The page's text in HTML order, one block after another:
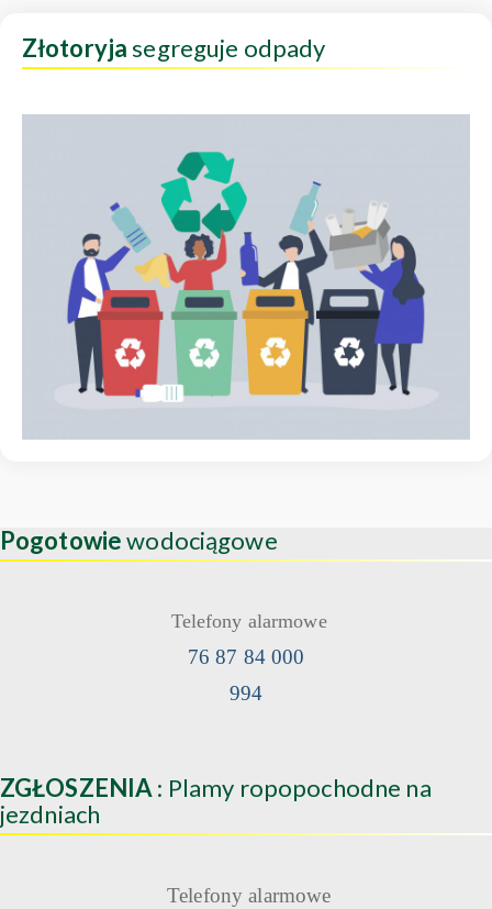
Złotoryjasegreguje odpady
Pogotowiewodociągowe
Telefony alarmowe
76 87 84 000
994
ZGŁOSZENIA : Plamy ropopochodne na
jezdniach
Telefony alarmowe